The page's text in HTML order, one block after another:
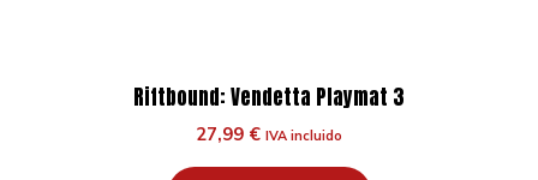
Riftbound: Vendetta Playmat 3
27,99 € IVA incluido